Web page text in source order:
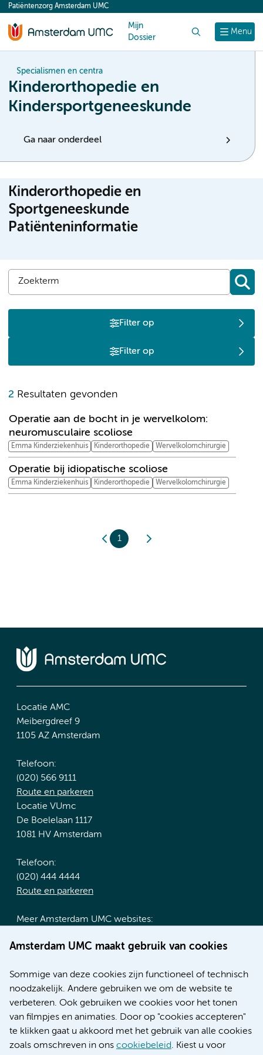
content
Amsterdam UMC maakt gebruik van cookies
Sommige van deze cookies zijn functioneel of technisch
noodzakelijk. Andere gebruiken we om de website te
verbeteren. Ook gebruiken we cookies voor het tonen
van filmpjes en animaties. Door op "cookies accepteren"
te klikken gaat u akkoord met het gebruik van alle cookies
zoals omschreven in ons cookiebeleid. Kiest u voor
Menu
Patiëntenzorg Amsterdam UMC
Mijn
Dossier
Specialismen en centra
Kinderorthopedie en
Kindersportgeneeskunde
Ga naar onderdeel
Kinderorthopedie en
Sportgeneeskunde
Patiënteninformatie
Filter op
Filter op
2 Resultaten gevonden
Operatie aan de bocht in je wervelkolom:
neuromusculaire scoliose
Emma Kinderziekenhuis Kinderorthopedie Wervelkolomchirurgie
Operatie bij idiopatische scoliose
Emma Kinderziekenhuis Kinderorthopedie Wervelkolomchirurgie
1
Locatie AMC
Meibergdreef 9
1105 AZ Amsterdam
Telefoon:
(020) 566 9111
Route en parkeren
Locatie VUmc
De Boelelaan 1117
1081 HV Amsterdam
Telefoon:
(020) 444 4444
Route en parkeren
Meer Amsterdam UMC websites:
Werken bij Amsterdam UMC
Nieuws
Research
Educatie locatie AMC
Educatie locatie VUmc